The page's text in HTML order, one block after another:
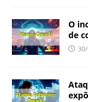
O
de